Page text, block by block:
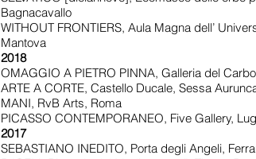
Bagnacavallo
WITHOUT FRONTIERS, Aula Magna dell’
Mantova
2018
OMAGGIO A PIETRO PINNA, Galleria del
ARTE A CORTE, Castello Ducale, Sessa
MANI, RvB Arts, Roma
PICASSO CONTEMPORANEO, Five Gallery,
2017
SEBASTIANO INEDITO, Porta degli Angeli,